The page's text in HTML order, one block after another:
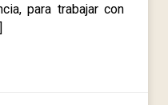
para trabajar con